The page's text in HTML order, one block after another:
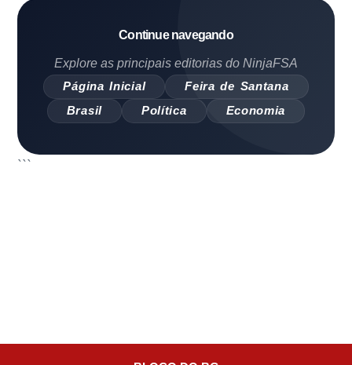
Continue navegando
Explore as principais editorias do NinjaFSA
Página Inicial
Feira de Santana
Brasil
Política Economia
```